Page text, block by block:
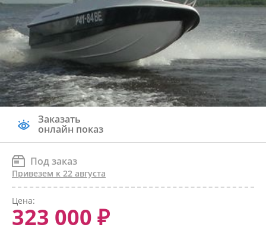
Заказать
онлайн показ
Под заказ
Привезем к 22 августа
Цена:
323 000 ₽